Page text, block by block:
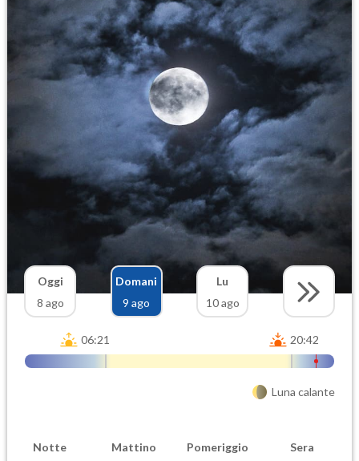
Oggi
8 ago
Domani
9 ago
Lu
10 ago
06:21 20:42
Luna calante
Notte Mattino Pomeriggio Sera